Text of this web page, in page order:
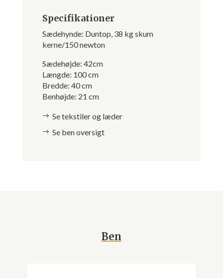
Specifikationer
Sædehynde: Duntop, 38 kg skum
kerne/150 newton
Sædehøjde: 42cm
Længde: 100 cm
Bredde: 40 cm
Benhøjde: 21 cm
Se tekstiler og læder
Se ben oversigt
Ben